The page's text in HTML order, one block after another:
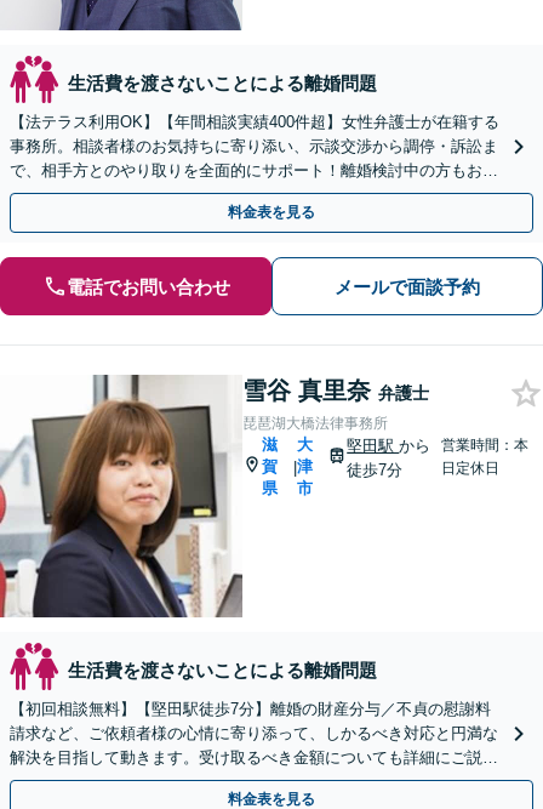
生活費を渡さないことによる離婚問題
【法テラス利用OK】【年間相談実績400件超】女性弁護士が在籍する
事務所。相談者様のお気持ちに寄り添い、示談交渉から調停・訴訟ま
で、相手方とのやり取りを全面的にサポート！離婚検討中の方もお気
軽にご相談ください【堅田駅4分】【無料駐車場あり】
料金表を見る
電話でお問い合わせ メールで面談予約
雪谷 真里奈 弁護士
琵琶湖大橋法律事務所
滋
賀
県
|
大
津
市
堅田駅から
徒歩7分
営業時間：本
日定休日
生活費を渡さないことによる離婚問題
【初回相談無料】【堅田駅徒歩7分】離婚の財産分与／不貞の慰謝料
請求など、ご依頼者様の心情に寄り添って、しかるべき対応と円満な
解決を目指して動きます。受け取るべき金額についても詳細にご説
明。お気軽にご相談ください。
料金表を見る